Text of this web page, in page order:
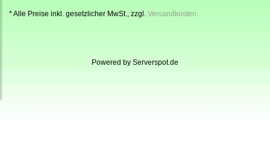
* Alle Preise inkl. gesetzlicher MwSt., zzgl. Versandkosten
Powered by Serverspot.de